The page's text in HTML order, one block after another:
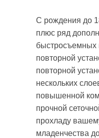
С рождения до
плюс ряд
быстросъемных
повторной
повторной
нескольких
повышенной
прочной
прохладу
младенчества